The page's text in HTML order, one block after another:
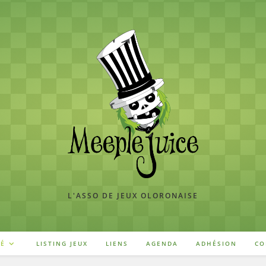
L'ASSO DE JEUX OLORONAISE
LISTING JEUX LIENS AGENDA ADHÉSION